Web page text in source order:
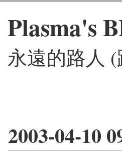
Plasma's
永遠的路人
2003-04-10